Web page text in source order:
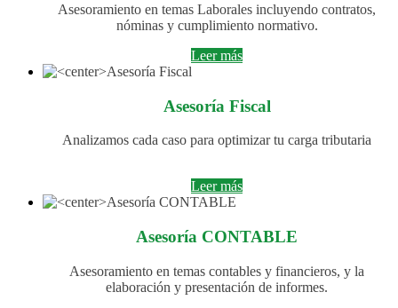
Asesoramiento en temas Laborales incluyendo contratos,
nóminas y cumplimiento normativo.
Leer más
Asesoría Fiscal
Analizamos cada caso para optimizar tu carga tributaria
Leer más
Asesoría CONTABLE
Asesoramiento en temas contables y financieros, y la
elaboración y presentación de informes.